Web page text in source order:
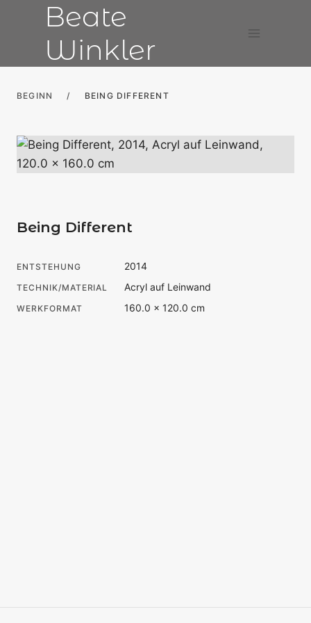
Beate
Winkler
BEGINN / BEING DIFFERENT
Being Different
ENTSTEHUNG 2014
TECHNIK/MATERIAL Acryl auf Leinwand
WERKFORMAT 160.0 × 120.0 cm